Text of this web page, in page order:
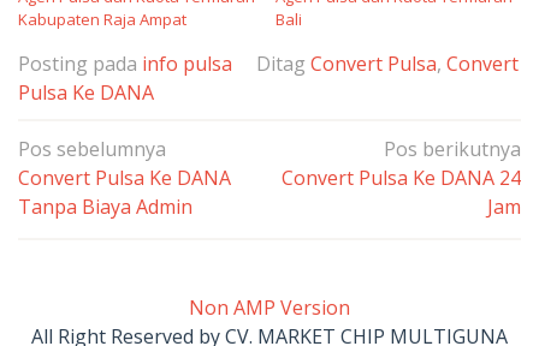
Kabupaten Raja Ampat
Bali
Posting pada info pulsa Ditag Convert Pulsa, Convert
Pulsa Ke DANA
Navigasi
pos
Pos sebelumnya
Convert Pulsa Ke DANA
Tanpa Biaya Admin
Pos berikutnya
Convert Pulsa Ke DANA 24
Jam
Non AMP Version
All Right Reserved by CV. MARKET CHIP MULTIGUNA